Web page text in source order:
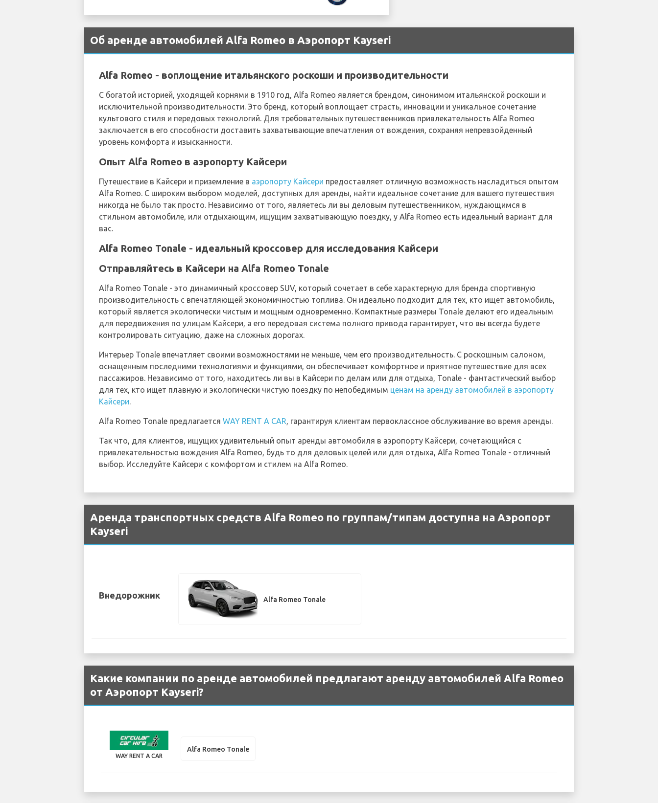
Об аренде автомобилей Alfa Romeo в Аэропорт Kayseri
Alfa Romeo - воплощение итальянского роскоши и производительности
С богатой историей, уходящей корнями в 1910 год, Alfa Romeo является брендом, синонимом итальянской роскоши и
исключительной производительности. Это бренд, который воплощает страсть, инновации и уникальное сочетание
культового стиля и передовых технологий. Для требовательных путешественников привлекательность Alfa Romeo
заключается в его способности доставить захватывающие впечатления от вождения, сохраняя непревзойденный
уровень комфорта и изысканности.
Опыт Alfa Romeo в аэропорту Кайсери
Путешествие в Кайсери и приземление в аэропорту Кайсери предоставляет отличную возможность насладиться опытом
Alfa Romeo. С широким выбором моделей, доступных для аренды, найти идеальное сочетание для вашего путешествия
никогда не было так просто. Независимо от того, являетесь ли вы деловым путешественником, нуждающимся в
стильном автомобиле, или отдыхающим, ищущим захватывающую поездку, у Alfa Romeo есть идеальный вариант для
вас.
Alfa Romeo Tonale - идеальный кроссовер для исследования Кайсери
Отправляйтесь в Кайсери на Alfa Romeo Tonale
Alfa Romeo Tonale - это динамичный кроссовер SUV, который сочетает в себе характерную для бренда спортивную
производительность с впечатляющей экономичностью топлива. Он идеально подходит для тех, кто ищет автомобиль,
который является экологически чистым и мощным одновременно. Компактные размеры Tonale делают его идеальным
для передвижения по улицам Кайсери, а его передовая система полного привода гарантирует, что вы всегда будете
контролировать ситуацию, даже на сложных дорогах.
Интерьер Tonale впечатляет своими возможностями не меньше, чем его производительность. С роскошным салоном,
оснащенным последними технологиями и функциями, он обеспечивает комфортное и приятное путешествие для всех
пассажиров. Независимо от того, находитесь ли вы в Кайсери по делам или для отдыха, Tonale - фантастический выбор
для тех, кто ищет плавную и экологически чистую поездку по непобедимым ценам на аренду автомобилей в аэропорту
Кайсери.
Alfa Romeo Tonale предлагается WAY RENT A CAR, гарантируя клиентам первоклассное обслуживание во время аренды.
Так что, для клиентов, ищущих удивительный опыт аренды автомобиля в аэропорту Кайсери, сочетающийся с
привлекательностью вождения Alfa Romeo, будь то для деловых целей или для отдыха, Alfa Romeo Tonale - отличный
выбор. Исследуйте Кайсери с комфортом и стилем на Alfa Romeo.
Аренда транспортных средств Alfa Romeo по группам/типам доступна на Аэропорт
Kayseri
Внедорожник Alfa Romeo Tonale
Какие компании по аренде автомобилей предлагают аренду автомобилей Alfa Romeo
от Аэропорт Kayseri?
WAY RENT A CAR
Alfa Romeo Tonale